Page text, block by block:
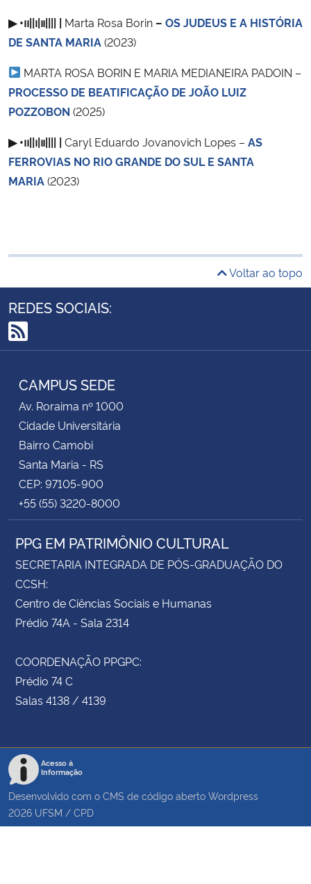
▶︎ •၊၊||၊|။|||| | Marta Rosa Borin – OS JUDEUS E A HISTÓRIA
DE SANTA MARIA(2023)
MARTA ROSA BORIN E MARIA MEDIANEIRA PADOIN –
PROCESSO DE BEATIFICAÇÃO DE JOÃO LUIZ
POZZOBON (2025)
▶︎ •၊၊||၊|။|||| | Caryl Eduardo Jovanovich Lopes – AS
FERROVIAS NO RIO GRANDE DO SUL E SANTA
MARIA(2023)
Voltar ao topo
REDES SOCIAIS:
RSS
CAMPUS SEDE
Av. Roraima nº 1000
Cidade Universitária
Bairro Camobi
Santa Maria - RS
CEP: 97105-900
+55 (55) 3220-8000
PPG EM PATRIMÔNIO CULTURAL
SECRETARIA INTEGRADA DE PÓS-GRADUAÇÃO DO
CCSH:
Centro de Ciências Sociais e Humanas
Prédio 74A - Sala 2314
COORDENAÇÃO PPGPC:
Prédio 74 C
Salas 4138 / 4139
Acesso à
Informação
Desenvolvido com o CMS de código aberto Wordpress
2026 UFSM / CPD